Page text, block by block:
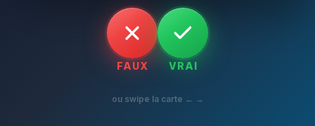
FAUX VRAI
ou swipe la carte ← →